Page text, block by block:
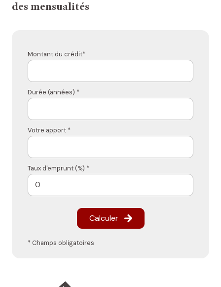
des mensualités
Montant du crédit*
Durée (années) *
Votre apport *
Taux d'emprunt (%) *
Calculer
* Champs obligatoires